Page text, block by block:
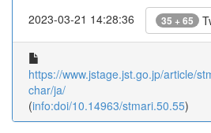
2023-03-21 14:28:36 35 + 65
https://www.jstage.jst.go.jp/article/
char/ja/
(info:doi/10.14963/stmari.50.55)